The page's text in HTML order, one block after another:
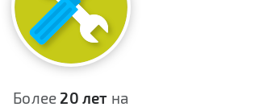
Более 20 лет на